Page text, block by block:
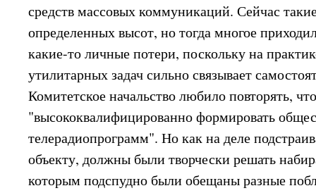
средств массовых коммуникаций. Сейчас
определенных высот, но тогда многое
какие-то личные потери, поскольку на
утилитарных задач сильно связывает
Комитетское начальство любило повторять,
"высококвалифицированно формировать
телерадиопрограмм". Но как на деле
объекту, должны были творчески решать
которым подспудно были обещаны разные